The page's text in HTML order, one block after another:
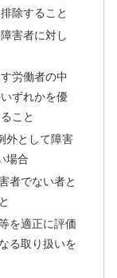
除すること
害者に対し
労働者の中
ずれかを優
こと
外として障害
場合
者でない者と
を適正に評価
る取り扱いを